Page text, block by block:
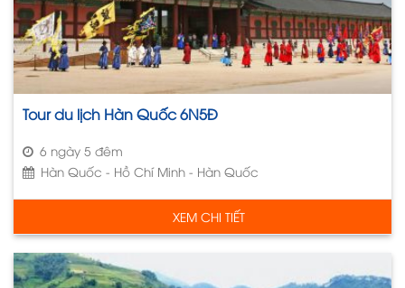
Tour du lịch Hàn Quốc 6N5Đ
6 ngày 5 đêm
Hàn Quốc - Hồ Chí Minh - Hàn Quốc
XEM CHI TIẾT